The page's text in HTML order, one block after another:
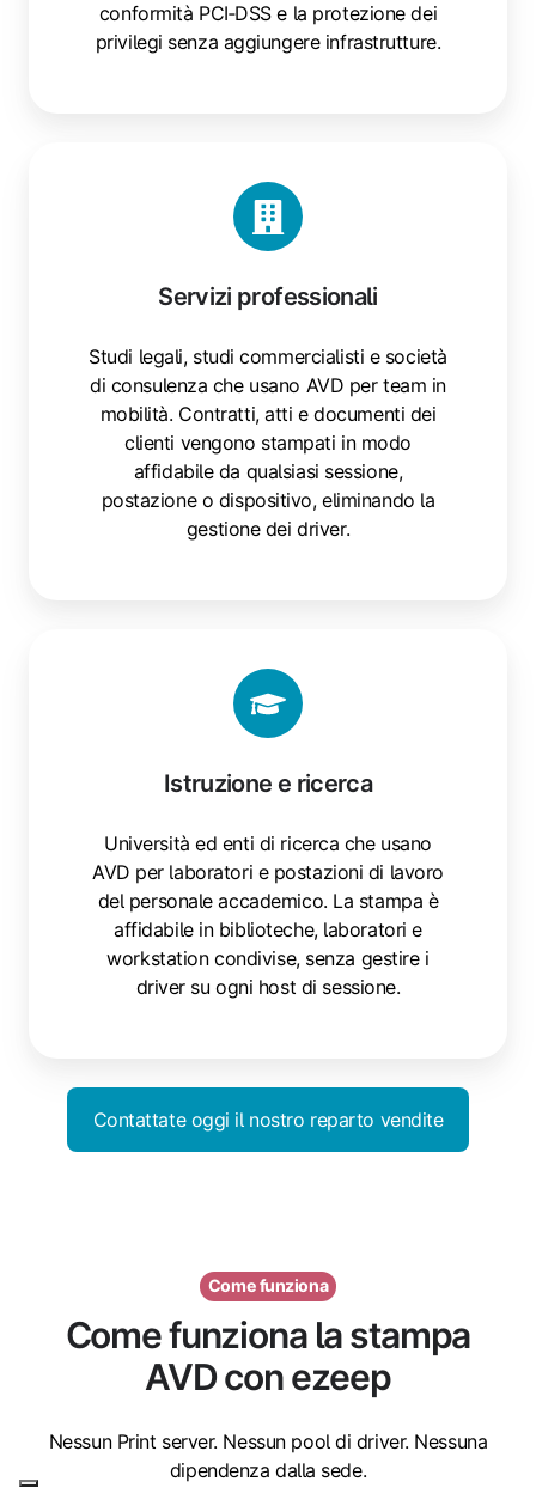
conformità PCI‑DSS e la protezione dei
privilegi senza aggiungere infrastrutture.
Servizi professionali
Studi legali, studi commercialisti e società
di consulenza che usano AVD per team in
mobilità. Contratti, atti e documenti dei
clienti vengono stampati in modo
affidabile da qualsiasi sessione,
postazione o dispositivo, eliminando la
gestione dei driver.
professionali
Istruzione e ricerca
Università ed enti di ricerca che usano
AVD per laboratori e postazioni di lavoro
del personale accademico. La stampa è
affidabile in biblioteche, laboratori e
workstation condivise, senza gestire i
driver su ogni host di sessione.
e
ricerca
Contattate oggi il nostro reparto vendite
Come funziona
Come funziona la stampa
AVD con ezeep
Nessun Print server. Nessun pool di driver. Nessuna
dipendenza dalla sede.